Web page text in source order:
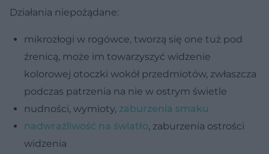
Działania niepożądane:
mikrozłogi w rogówce, tworzą się one tuż pod
źrenicą, może im towarzyszyć widzenie
kolorowej otoczki wokół przedmiotów, zwłaszcza
podczas patrzenia na nie w ostrym świetle
nudności, wymioty, zaburzenia smaku
nadwrażliwość na światło, zaburzenia ostrości
widzenia